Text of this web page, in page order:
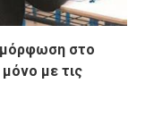
μόρφωση στο
με τις